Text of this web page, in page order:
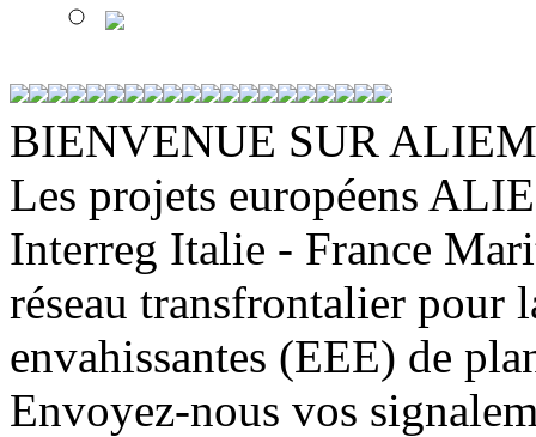
BIENVENUE SUR
Les projets européens
Interreg Italie - France
réseau transfrontalier pour
envahissantes (EEE) de
Envoyez-nous vos